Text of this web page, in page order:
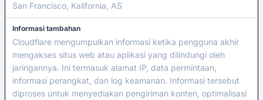
San Francisco, Kalifornia, AS
Informasi tambahan
Cloudflare mengumpulkan informasi ketika pengguna akhir
mengakses situs web atau aplikasi yang dilindungi oleh
jaringannya. Ini termasuk alamat IP, data permintaan,
informasi perangkat, dan log keamanan. Informasi tersebut
diproses untuk menyediakan pengiriman konten, optimalisasi